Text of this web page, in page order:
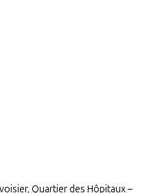
Quartier des Hôpitaux –